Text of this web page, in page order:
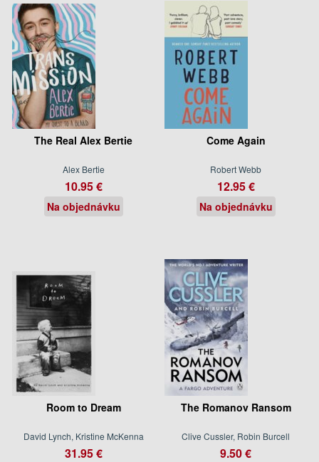
The Real Alex Bertie
Alex Bertie
10.95 €
Na objednávku
Come Again
Robert Webb
12.95 €
Na objednávku
Room to Dream
David Lynch, Kristine McKenna
31.95 €
The Romanov Ransom
Clive Cussler, Robin Burcell
9.50 €